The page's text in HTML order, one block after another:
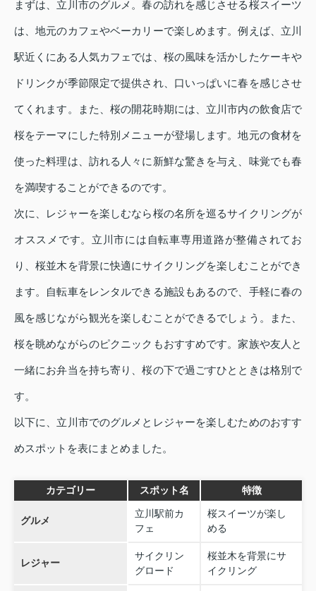
まずは、立川市のグルメ。春の訪れを感じさせる桜スイーツ
は、地元のカフェやベーカリーで楽しめます。例えば、立川
駅近くにある人気カフェでは、桜の風味を活かしたケーキや
ドリンクが季節限定で提供され、口いっぱいに春を感じさせ
てくれます。また、桜の開花時期には、立川市内の飲食店で
桜をテーマにした特別メニューが登場します。地元の食材を
使った料理は、訪れる人々に新鮮な驚きを与え、味覚でも春
を満喫することができるのです。
次に、レジャーを楽しむなら桜の名所を巡るサイクリングが
オススメです。立川市には自転車専用道路が整備されてお
り、桜並木を背景に快適にサイクリングを楽しむことができ
ます。自転車をレンタルできる施設もあるので、手軽に春の
風を感じながら観光を楽しむことができるでしょう。また、
桜を眺めながらのピクニックもおすすめです。家族や友人と
一緒にお弁当を持ち寄り、桜の下で過ごすひとときは格別で
す。
以下に、立川市でのグルメとレジャーを楽しむためのおすす
めスポットを表にまとめました。
カテゴリー スポット名 特徴
グルメ
立川駅前カ
フェ
桜スイーツが楽し
める
レジャー
サイクリン
グロード
桜並木を背景にサ
イクリング